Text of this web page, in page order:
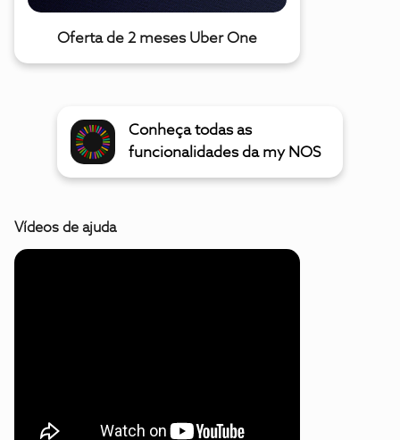
Oferta de 2 meses Uber One
Conheça todas as
funcionalidades da my NOS
Vídeos de ajuda